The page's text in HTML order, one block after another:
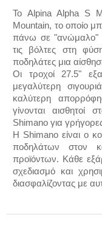
Το Alpina Alpha S
Mountain, το οποίο
πάνω σε "ανώμαλο"
τις βόλτες στη
ποδηλάτες μια
Οι τροχοί 27.5"
μεγαλύτερη
καλύτερη
γίνονται
Shimano για
Η Shimano είναι ο
ποδηλάτων στον
προϊόντων. Κάθε
σχεδιασμό και
διασφαλίζοντας με